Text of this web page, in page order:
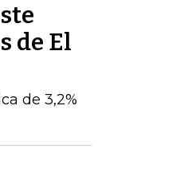
de El
de 3,2%